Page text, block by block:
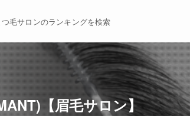
毛サロンのランキングを検索
【眉毛サロン】